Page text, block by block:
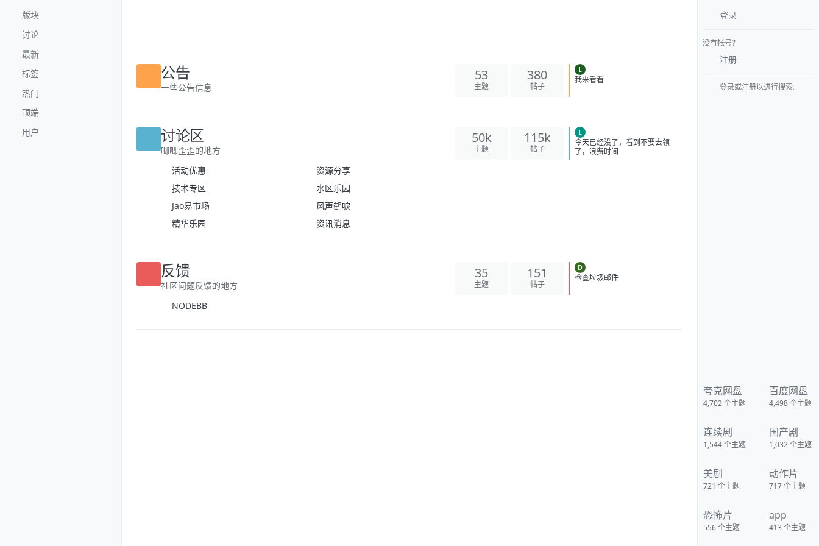
版块
讨论
最新
标签
热门
顶端
用户
公告 53 380 L
讨论区
唧唧歪歪的地方
活动优惠
资源分享
技术专区
水区乐园
Jao易市场
风声鹤唳
50k 115k L
今天已经没了，看到不要去领
反馈
社区问题反馈的地方
35 151 D
登录
没有帐号？
注册
登录或注册以进行搜索。
夸克网盘
4,702个主题
百度网盘
4,498个主题
连续剧
1,544个主题
国产剧
1,032个主题
美剧
721 个主题
动作片
717个主题
恐怖片
556个主题
app
413个主题